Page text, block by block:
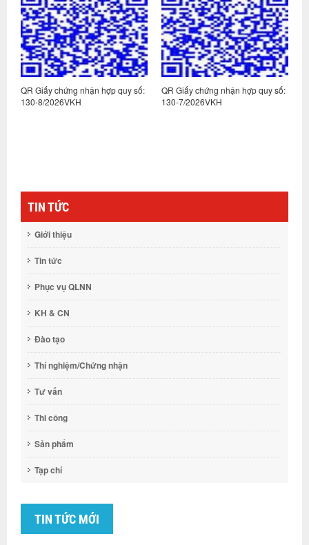
QR Giấy chứng nhận hợp quy số:
130-8/2026VKH
QR Giấy chứng nhận hợp quy số:
130-7/2026VKH
TIN TỨC
Giới thiệu
Tin tức
Phục vụ QLNN
KH & CN
Đào tạo
Thí nghiệm/Chứng nhận
Tư vấn
Thi công
Sản phẩm
Tạp chí
TIN TỨC MỚI